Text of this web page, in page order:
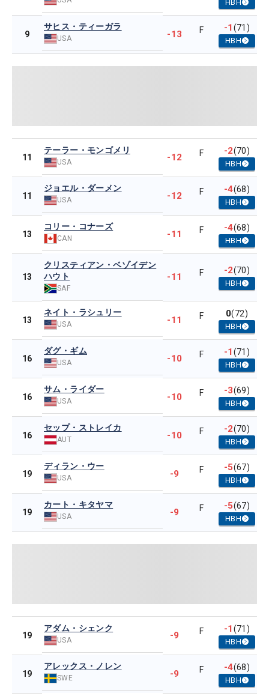
HBH
9
サヒス・ティーガラ
USA -13 F -1(71)
HBH
11
テーラー・モンゴメリ
USA -12 F -2(70)
HBH
11
ジョエル・ダーメン
USA -12 F -4(68)
HBH
13
コリー・コナーズ
CAN -11 F -4(68)
HBH
13
クリスティアン・ベゾイデン
ハウト
SAF
-11 F -2(70)
HBH
13
ネイト・ラシュリー
USA -11 F 0(72)
HBH
16
ダグ・ギム
USA -10 F -1(71)
HBH
16
サム・ライダー
USA -10 F -3(69)
HBH
16
セップ・ストレイカ
AUT -10 F -2(70)
HBH
19
ディラン・ウー
USA -9 F -5(67)
HBH
19
カート・キタヤマ
USA -9 F -5(67)
HBH
19
アダム・シェンク
USA -9 F -1(71)
HBH
19
アレックス・ノレン
SWE -9 F -4(68)
HBH